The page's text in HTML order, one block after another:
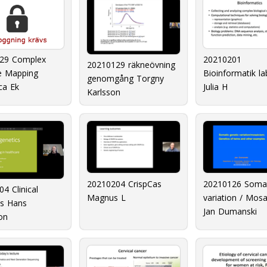
Complex
Mapping
Ek
20210129 räkneövning
genomgång Torgny
Karlsson
20210201
Bioinformatik
Julia H
Clinical
Hans
20210204 CrispCas
Magnus L
20210126
variation /
Jan Dumanski